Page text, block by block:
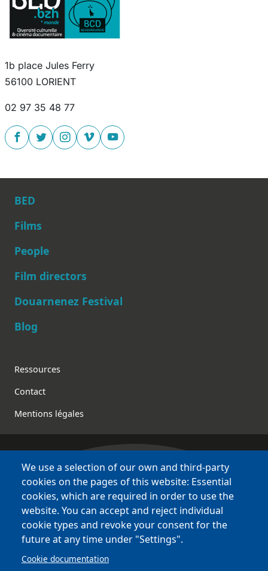
1b place Jules Ferry
56100 LORIENT
02 97 35 48 77
Main navigation
BED
Films
People
Film directors
Douarnenez Festival
Blog
Footer
Ressources
Contact
Mentions légales
Bretagne Culture Diversité
various websites !
Sites
BCD
Bazhvalan
Bécédia
BED
We use a selection of our own and third-party
cookies on the pages of this website: Essential
cookies, which are required in order to use the
website. You can accept and reject individual
cookie types and revoke your consent for the
future at any time under "Settings".
Cookie documentation